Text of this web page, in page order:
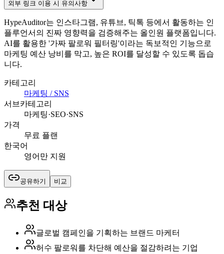
외부 링크 이용 시 유의사항
HypeAuditor는 인스타그램, 유튜브, 틱톡 등에서 활동하는 인
플루언서의 진짜 영향력을 검증해주는 올인원 플랫폼입니다.
AI를 활용한 '가짜 팔로워 필터링'이라는 독보적인 기능으로
마케팅 예산 낭비를 막고, 높은 ROI를 달성할 수 있도록 돕습
니다.
카테고리
마케팅 / SNS
서브카테고리
마케팅·SEO·SNS
가격
무료 플랜
한국어
영어만 지원
공유하기 비교
추천 대상
글로벌 캠페인을 기획하는 브랜드 마케터
허수 팔로워를 차단해 예산을 절감하려는 기업